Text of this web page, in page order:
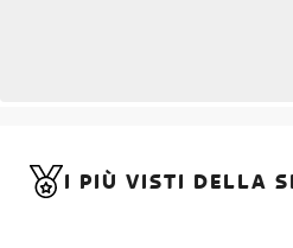
I PIÙ VISTI DELLA